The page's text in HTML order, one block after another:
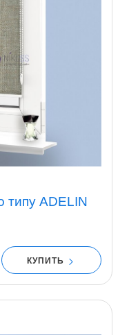
типу ADELIN
КУПИТЬ